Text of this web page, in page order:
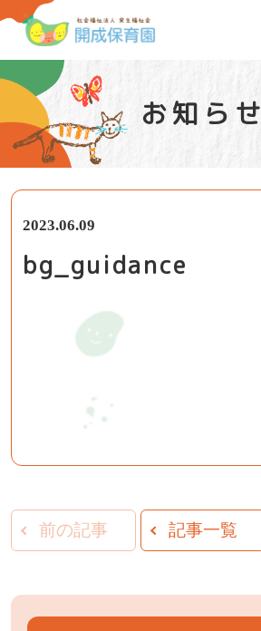
お知らせ
2023.06.09
bg_guidance
前の記事 記事一覧